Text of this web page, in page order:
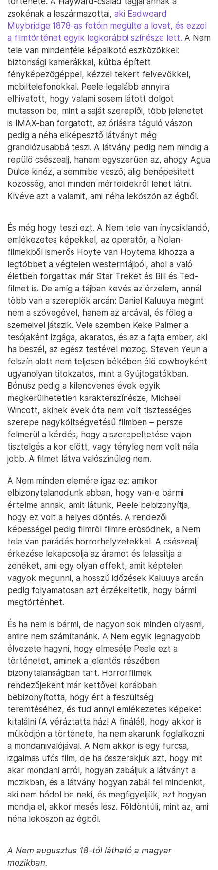
zsokénak a leszármazottai, aki Eadweard
Muybridge 1878-as fotóin megülte a lovat, és ezzel
a filmtörténet egyik legkorábbi színésze lett. A Nem
tele van mindenféle képalkotó eszközökkel:
biztonsági kamerákkal, kútba épített
fényképezőgéppel, kézzel tekert felvevőkkel,
mobiltelefonokkal. Peele legalább annyira
elhivatott, hogy valami sosem látott dolgot
mutasson be, mint a saját szereplői, több jelenetet
is IMAX-ban forgatott, az óriásira táguló vászon
pedig a néha elképesztő látványt még
grandiózusabbá teszi. A látvány pedig nem mindig a
repülő csészealj, hanem egyszerűen az, ahogy Agua
Dulce kinéz, a semmibe vesző, alig benépesített
közösség, ahol minden mérföldekről lehet látni.
Kivéve azt a valamit, ami néha leköszön az égből.
És még hogy teszi ezt. A Nem tele van ínycsiklandó,
emlékezetes képekkel, az operatőr, a Nolan-
filmekből ismerős Hoyte van Hoytema kihozza a
legtöbbet a végtelen westerntájból, ahol a való
életben forgattak már Star Treket és Bill és Ted-
filmet is. De amíg a tájban kevés az érzelem, annál
több van a szereplők arcán: Daniel Kaluuya megint
nem a szövegével, hanem az arcával, és főleg a
szemeivel játszik. Vele szemben Keke Palmer a
tesójaként izgága, akaratos, és az a fajta ember, aki
ha beszél, az egész testével mozog. Steven Yeun a
felszín alatt nem teljesen békében élő cowboyként
ugyanolyan titokzatos, mint a Gyújtogatókban.
Bónusz pedig a kilencvenes évek egyik
megkerülhetetlen karakterszínésze, Michael
Wincott, akinek évek óta nem volt tisztességes
szerepe nagyköltségvetésű filmben – persze
felmerül a kérdés, hogy a szerepeltetése vajon
tisztelgés a kor előtt, vagy tényleg nem volt nála
jobb. A filmet látva valószínűleg nem.
A Nem minden elemére igaz ez: amikor
elbizonytalanodunk abban, hogy van-e bármi
értelme annak, amit látunk, Peele bebizonyítja,
hogy ez volt a helyes döntés. A rendezői
képességei pedig filmről filmre erősödnek, a Nem
tele van parádés horrorhelyzetekkel. A csészealj
érkezése lekapcsolja az áramot és lelassítja a
zenéket, ami egy olyan effekt, amit képtelen
vagyok megunni, a hosszú időzések Kaluuya arcán
pedig folyamatosan azt érzékeltetik, hogy bármi
megtörténhet.
És ha nem is bármi, de nagyon sok minden olyasmi,
amire nem számítanánk. A Nem egyik legnagyobb
élvezete hagyni, hogy elmesélje Peele ezt a
történetet, aminek a jelentős részében
bizonytalanságban tart. Horrorfilmek
rendezőjeként már kettővel korábban
bebizonyította, hogy ért a feszültség
teremtéséhez, és tud annyi emlékezetes képeket
kitalálni (A véráztatta ház! A finálé!), hogy akkor is
működjön a története, ha nem akarunk foglalkozni
a mondanivalójával. A Nem akkor is egy furcsa,
izgalmas ufós film, de ha összerakjuk azt, hogy mit
akar mondani arról, hogyan zabáljuk a látványt a
mozikban, és a látvány hogyan zabál fel mindenkit,
aki nem hódol be neki, és megfigyeljük, ezt hogyan
mondja el, akkor mesés lesz. Földöntúli, mint az, ami
néha leköszön az égből.
A Nem augusztus 18-tól látható a magyar
mozikban.